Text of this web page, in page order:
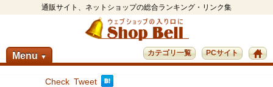
通販サイト、ネットショップの総合ランキング・リンク集
Menu ▼ PCサイト
カテゴリ一覧
Check Tweet